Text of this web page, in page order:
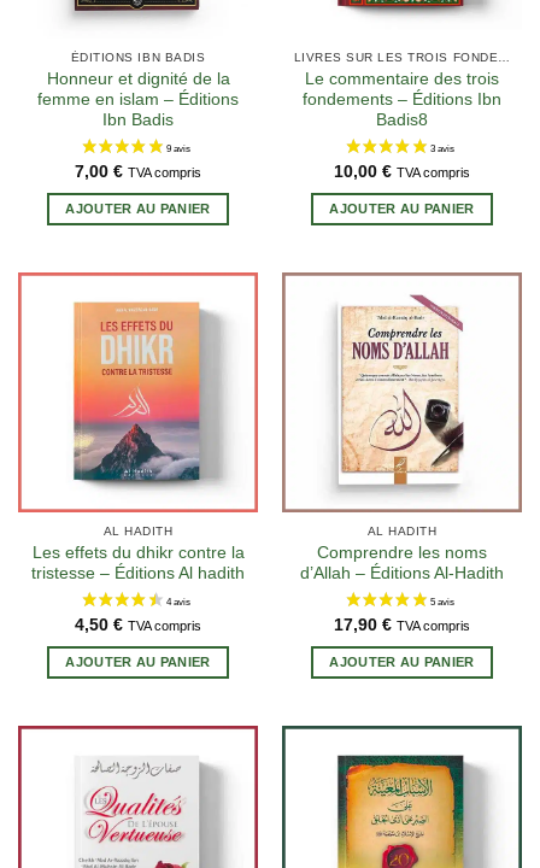
ÉDITIONS IBN BADIS
Honneur et dignité de la
femme en islam – Éditions
Ibn Badis
7,00 € TVA compris
AJOUTER AU PANIER
LIVRES SUR LES TROIS FONDEMENTS
Le commentaire des trois
fondements – Éditions Ibn
Badis8
10,00 € TVA compris
AJOUTER AU PANIER
AL HADITH
Les effets du dhikr contre la
tristesse – Éditions Al hadith
4,50 € TVA compris
AJOUTER AU PANIER
AL HADITH
Comprendre les noms
d’Allah – Éditions Al-Hadith
17,90 € TVA compris
AJOUTER AU PANIER